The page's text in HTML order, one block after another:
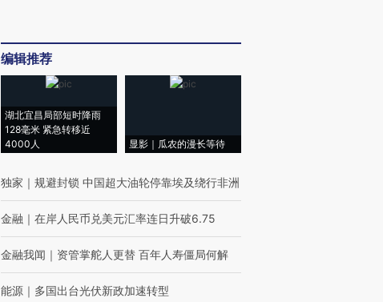
编辑推荐
湖北宜昌局部短时降雨
128毫米 紧急转移近
4000人
显影｜瓜农的漫长等待
独家 ｜ 规避封锁 中国超大油轮停靠埃及绕行非洲
金融 ｜ 在岸人民币兑美元汇率连日升破6.75
金融我闻 ｜ 资管掌舵人更替 百年人寿僵局何解
能源 ｜ 多国出台光伏新政加速转型